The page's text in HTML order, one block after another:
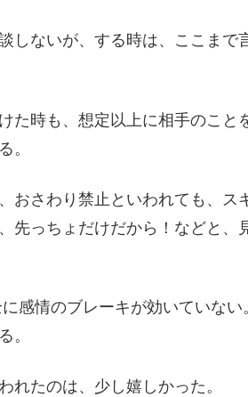
しないが、する時は、ここまで
た時も、想定以上に相手のこ
。
おさわり禁止といわれても、ス
先っちょだけだから！などと、
感情のブレーキが効いていな
。
れたのは、少し嬉しかった。